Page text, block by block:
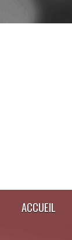
ACCUEIL